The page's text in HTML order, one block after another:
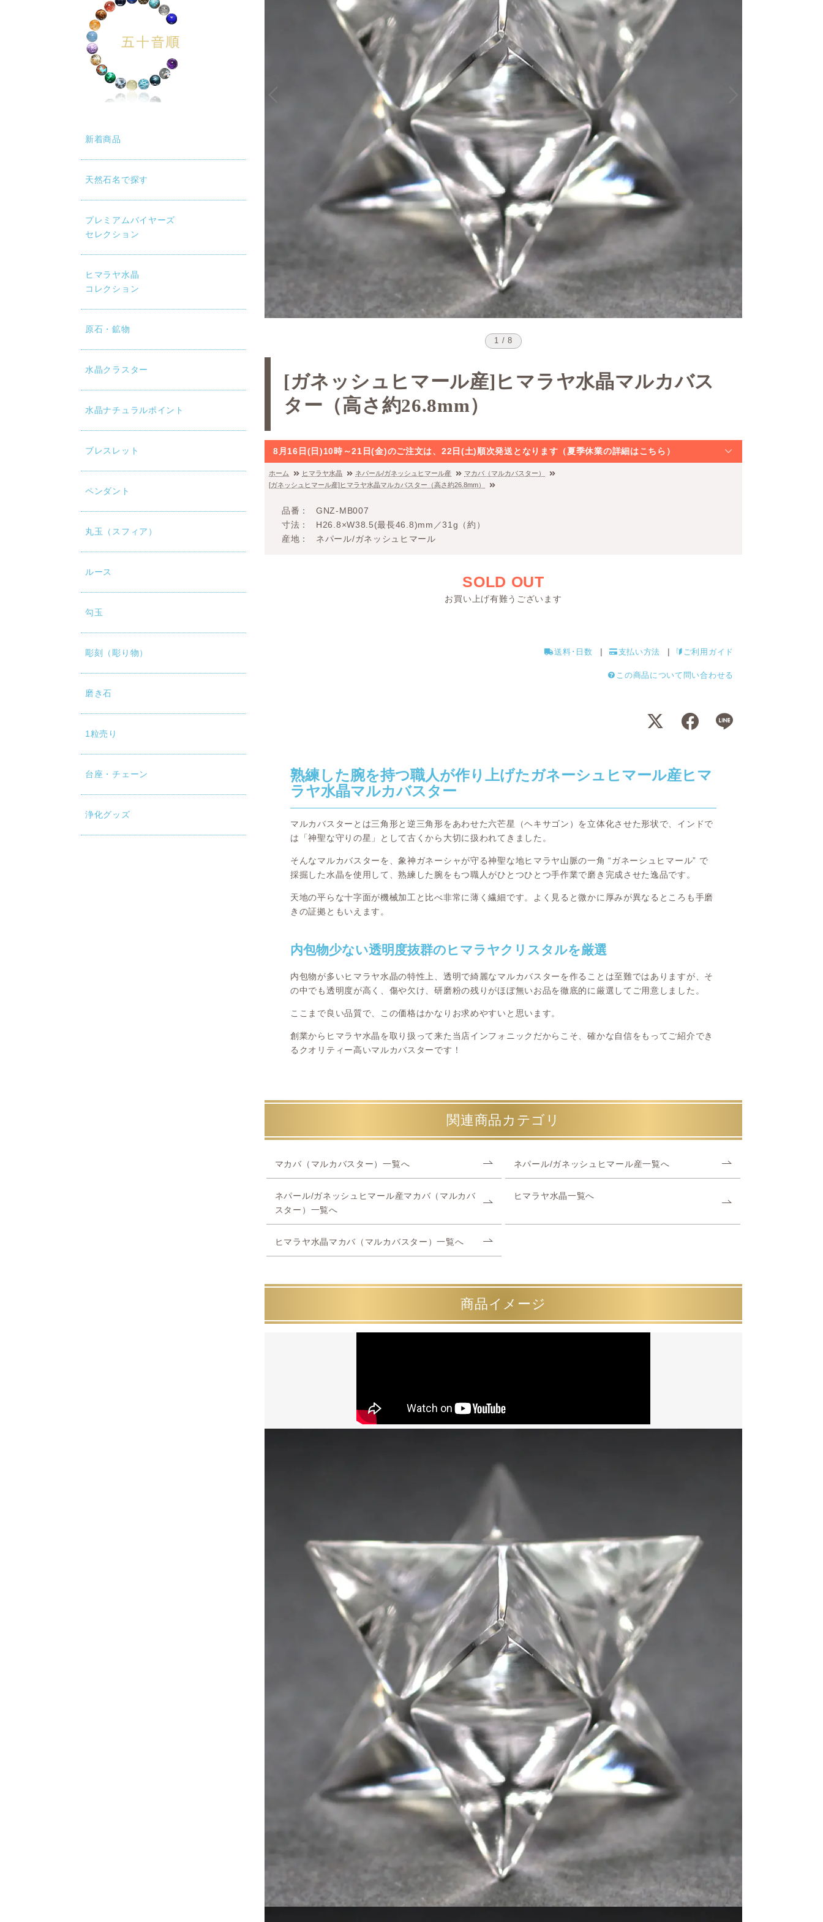
新着商品
天然石名で探す
プレミアムバイヤーズ
セレクション
ヒマラヤ水晶
コレクション
原石・鉱物
水晶クラスター
水晶ナチュラルポイント
ブレスレット
ペンダント
丸玉（スフィア）
ルース
勾玉
彫刻（彫り物）
磨き石
1粒売り
台座・チェーン
浄化グッズ
1 / 8
[ガネッシュヒマール産]ヒマラヤ水晶マルカバス
ター（高さ約26.8mm）
8月16日(日)10時～21日(金)のご注文は、22日(土)順次発送となります（夏季休業の詳細はこちら）
ホーム ヒマラヤ水晶 ネパール/ガネッシュヒマール産
マカバ（マルカバスター）
[ガネッシュヒマール産]ヒマラヤ水晶マルカバスター（高さ約26.8mm）
品番
GNZ-MB007
寸法
H26.8×W38.5(最長46.8)mm／31g（約）
産地
ネパール/ガネッシュヒマール
SOLD OUT
お買い上げ有難うございます
送料･日数 支払い方法 ご利用ガイド
この商品について問い合わせる
熟練した腕を持つ職人が作り上げたガネーシュヒマール産ヒマ
ラヤ水晶マルカバスター
マルカバスターとは三角形と逆三角形をあわせた六芒星（ヘキサゴン）を立体化させた形状で、インドで
は「神聖な守りの星」として古くから大切に扱われてきました。
そんなマルカバスターを、象神ガネーシャが守る神聖な地ヒマラヤ山脈の一角 “ガネーシュヒマール” で
採掘した水晶を使用して、熟練した腕をもつ職人がひとつひとつ手作業で磨き完成させた逸品です。
天地の平らな十字面が機械加工と比べ非常に薄く繊細です。よく見ると微かに厚みが異なるところも手磨
きの証拠ともいえます。
内包物少ない透明度抜群のヒマラヤクリスタルを厳選
内包物が多いヒマラヤ水晶の特性上、透明で綺麗なマルカバスターを作ることは至難ではありますが、そ
の中でも透明度が高く、傷や欠け、研磨粉の残りがほぼ無いお品を徹底的に厳選してご用意しました。
ここまで良い品質で、この価格はかなりお求めやすいと思います。
創業からヒマラヤ水晶を取り扱って来た当店インフォニックだからこそ、確かな自信をもってご紹介でき
るクオリティー高いマルカバスターです！
関連商品カテゴリ
マカバ（マルカバスター）一覧へ ネパール/ガネッシュヒマール産一覧へ
ネパール/ガネッシュヒマール産マカバ（マルカバ
スター）一覧へ
ヒマラヤ水晶一覧へ
ヒマラヤ水晶マカバ（マルカバスター）一覧へ
商品イメージ